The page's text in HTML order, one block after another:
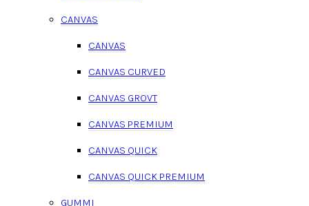
CANVAS
CANVAS
CANVAS CURVED
CANVAS GROVT
CANVAS PREMIUM
CANVAS QUICK
CANVAS QUICK PREMIUM
GUMMI